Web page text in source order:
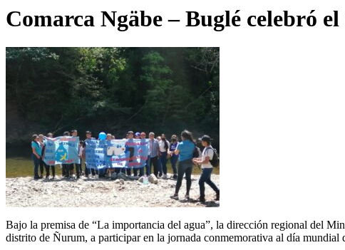
Comarca Ngäbe – Buglé celebró
Bajo la premisa de “La importancia del agua”, la dirección regional del
distrito de Ñurum, a participar en la jornada conmemorativa al día mundial